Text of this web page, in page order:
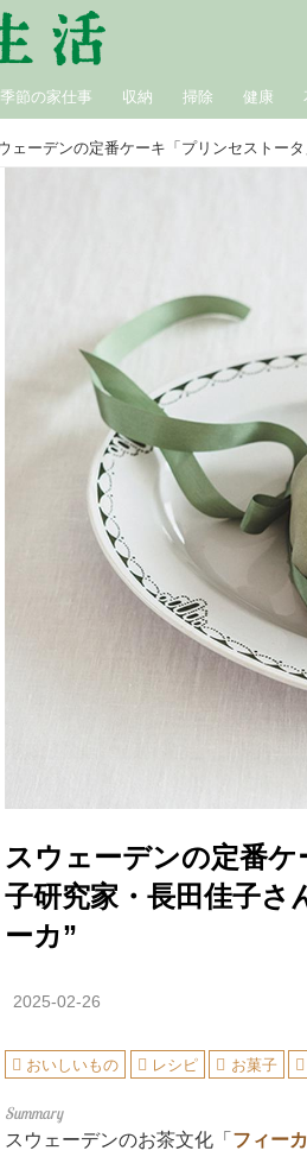
季節の家仕事 収納 掃除 健康
スウェーデンの定番
子研究家・長田佳子さ
ーカ”
2025-02-26
おいしいもの レシピ お菓子
スウェーデンのお茶文化「 フィーカ